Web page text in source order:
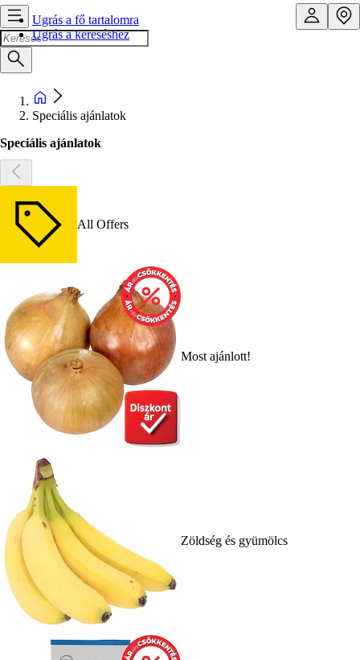
Ugrás a fő tartalomra
Ugrás a kereséshez
Speciális ajánlatok
Speciális ajánlatok
All Offers
Most ajánlott!
Zöldség és gyümölcs